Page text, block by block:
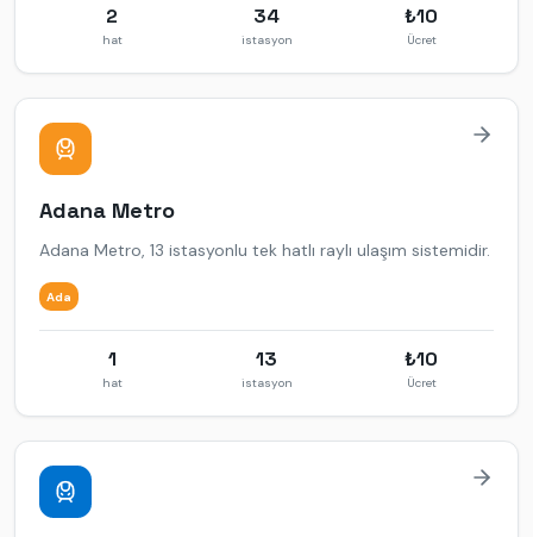
2
hat
34
istasyon
₺10
Ücret
Adana Metro
Adana Metro, 13 istasyonlu tek hatlı raylı ulaşım sistemidir.
Ada
1
hat
13
istasyon
₺10
Ücret